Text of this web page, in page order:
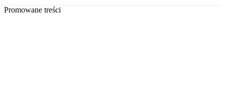
Promowane treści